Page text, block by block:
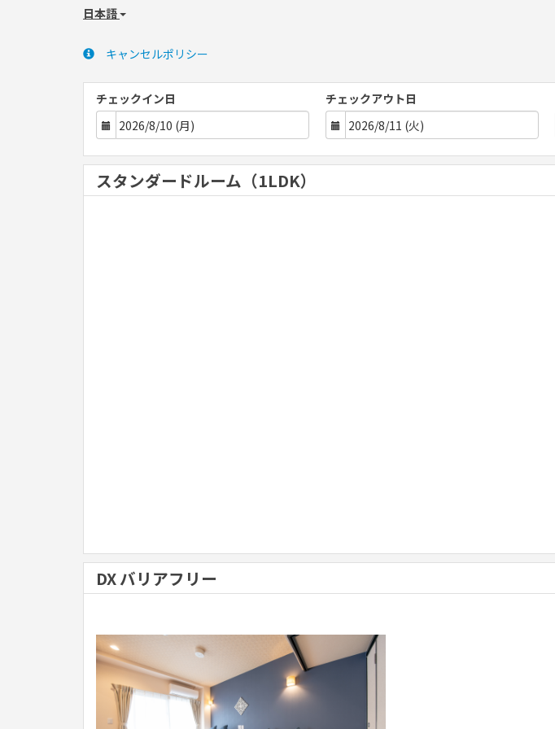
日本語
キャンセルポリシー
チェックイン日 チェックアウト日
スタンダードルーム（1LDK）
DX バリアフリー